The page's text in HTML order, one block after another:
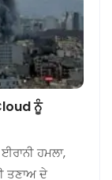
ਨੂੰ
ਹਮਲਾ,
ਤਣਾਅ ਦੇ